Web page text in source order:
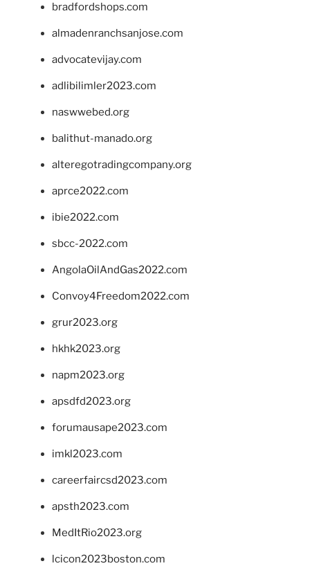
bradfordshops.com
almadenranchsanjose.com
advocatevijay.com
adlibilimler2023.com
naswwebed.org
balithut-manado.org
alteregotradingcompany.org
aprce2022.com
ibie2022.com
sbcc-2022.com
AngolaOilAndGas2022.com
Convoy4Freedom2022.com
grur2023.org
hkhk2023.org
napm2023.org
apsdfd2023.org
forumausape2023.com
imkl2023.com
careerfaircsd2023.com
apsth2023.com
MedItRio2023.org
lcicon2023boston.com